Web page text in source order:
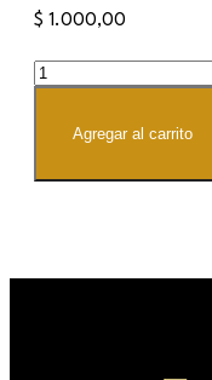
$ 1.000,00
Cinta
Transpore
cantidad
Agregar al carrito